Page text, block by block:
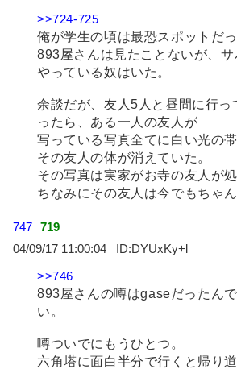
>>724-725
俺が学生の頃は最恐スポットだっ
893屋さんは見たことないが、
やっている奴はいた。
余談だが、友人5人と昼間に行っ
ったら、ある一人の友人が
写っている写真全てに白い光の
その友人の体が消えていた。
その写真は実家がお寺の友人が処
ちなみにその友人は今でもちゃ
747 719
04/09/17 11:00:04
DYUxKy+l
>>746
893屋さんの噂はgaseだったん
い。
噂ついでにもうひとつ。
六角塔に面白半分で行くと帰り